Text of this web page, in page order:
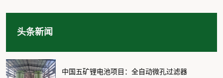
头条新闻
中国五矿锂电池项目：全自动微孔过滤器